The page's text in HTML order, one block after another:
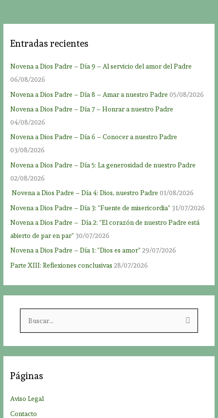
Entradas recientes
Novena a Dios Padre – Día 9 – Al servicio del amor del Padre
06/08/2026
Novena a Dios Padre – Día 8 – Amar a nuestro Padre 05/08/2026
Novena a Dios Padre – Día 7 – Honrar a nuestro Padre
04/08/2026
Novena a Dios Padre – Día 6 – Conocer a nuestro Padre
03/08/2026
Novena a Dios Padre – Día 5: La generosidad de nuestro Padre
02/08/2026
Novena a Dios Padre – Día 4: Dios, nuestro Padre 01/08/2026
Novena a Dios Padre – Día 3: “Fuente de misericordia” 31/07/2026
Novena a Dios Padre – Día 2: “El corazón de nuestro Padre está
abierto de par en par” 30/07/2026
Novena a Dios Padre – Día 1: “Dios es amor” 29/07/2026
Parte XIII: Reflexiones conclusivas 28/07/2026
r
Páginas
Aviso Legal
Contacto